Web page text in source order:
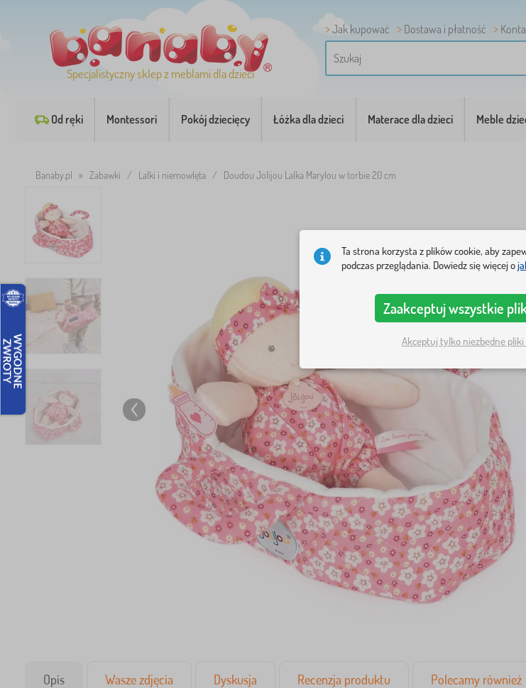
Specjalistyczny sklep z meblami dla dzieci
Jak kupować Dostawa i płatność
Od ręki Montessori Pokój dziecięcy Łóżka dla dzieci Materace dla dzieci Meble
Banaby.pl » Zabawki / Lalki i niemowlęta / Doudou Jolijou Lalka Marylou w torbie 20 cm
Opis Wasze zdjęcia Dyskusja Recenzja produktu Polecamy również
Ta strona korzysta z plików cookie, aby
podczas przeglądania. Dowiedz się więcej o
Zaakceptuj wszystkie
Akceptuj tylko niezbędne pliki